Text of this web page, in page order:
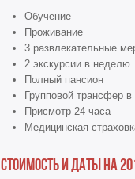
Обучение
Проживание
3 развлекательные
2 экскурсии в неделю
Полный пансион
Групповой трансфер
Присмотр 24 часа
Медицинская
Стоимость и даты на